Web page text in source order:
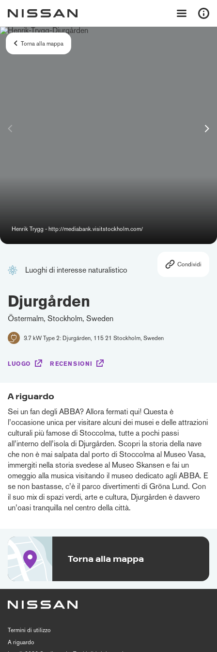
Luoghi di interesse naturalistico
Condividi
Djurgården
Östermalm, Stockholm, Sweden
3.7 kW Type 2: Djurgården, 115 21 Stockholm, Sweden
LUOGO RECENSIONI
A riguardo
Sei un fan degli ABBA? Allora fermati qui! Questa è
l’occasione unica per visitare alcuni dei musei e delle attrazioni
culturali più famose di Stoccolma, tutte a pochi passi
all’interno dell’isola di Djurgården. Scopri la storia della nave
che non è mai salpata dal porto di Stoccolma al Museo Vasa,
immergiti nella storia svedese al Museo Skansen e fai un
omeggio alla musica visitando il museo dedicato agli ABBA. E
se non bastasse, c’è il parco divertimenti di Gröna Lund. Con
il suo mix di spazi verdi, arte e cultura, Djurgården è davvero
un’oasi tranquilla nel centro della città.
Torna alla mappa
Torna alla mappa
Henrik Trygg - http://mediabank.visitstockholm.com/
Termini di utilizzo
A riguardo